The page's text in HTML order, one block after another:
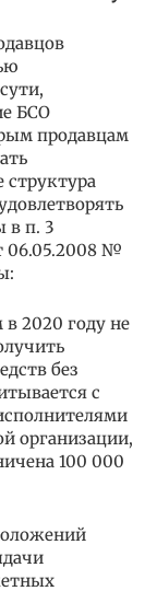
БСО
продавцам
структура
в п. 3
06.05.2008 №
2020 году не
без
с
организации,
100 000